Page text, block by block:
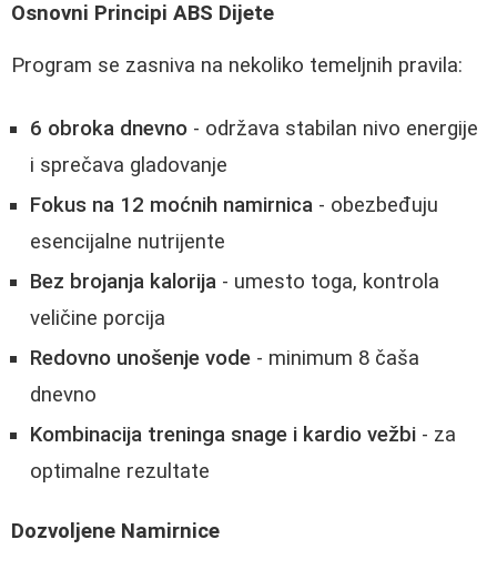
Osnovni Principi ABS Dijete
Program se zasniva na nekoliko temeljnih pravila:
6 obroka dnevno - održava stabilan nivo energije
i sprečava gladovanje
Fokus na 12 moćnih namirnica - obezbeđuju
esencijalne nutrijente
Bez brojanja kalorija - umesto toga, kontrola
veličine porcija
Redovno unošenje vode - minimum 8 čaša
dnevno
Kombinacija treninga snage i kardio vežbi - za
optimalne rezultate
Dozvoljene Namirnice